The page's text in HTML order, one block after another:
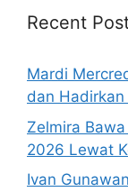
Recent
Mardi
dan Hadirkan
Zelmira
2026 Lewat
Ivan